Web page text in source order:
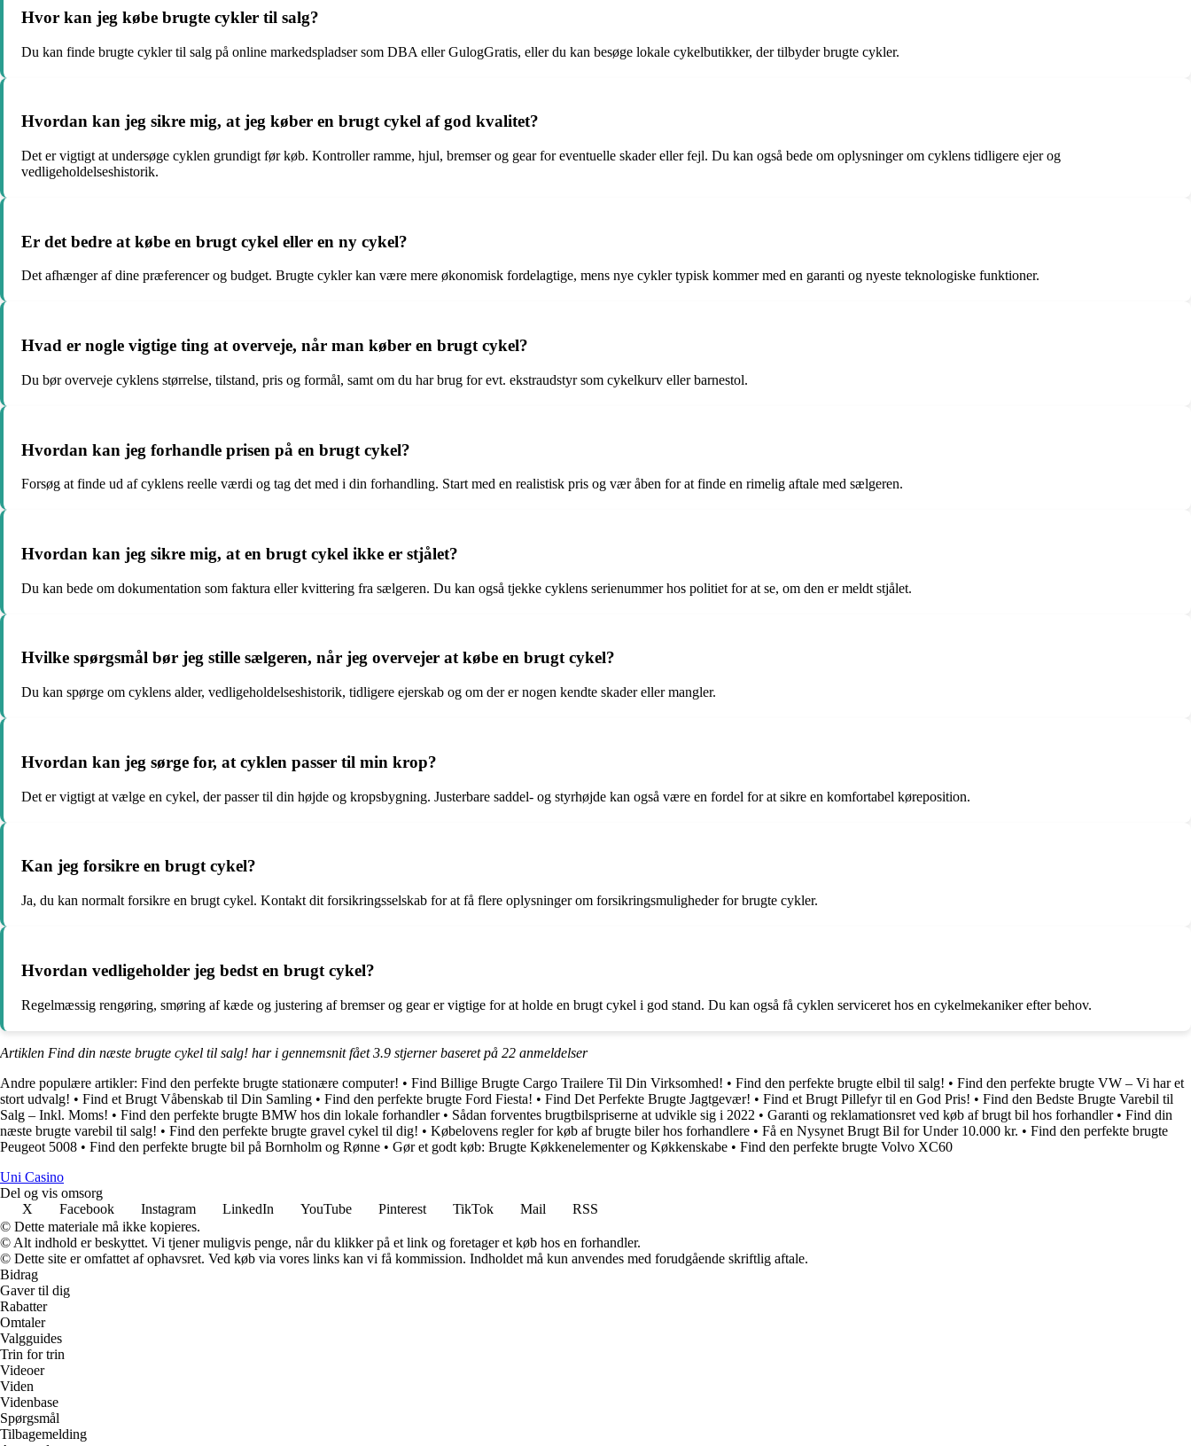
Hvor kan jeg købe brugte cykler til salg?
Du kan finde brugte cykler til salg på online markedspladser som DBA eller GulogGratis, eller du kan besøge lokale cykelbutikker, der tilbyder brugte cykler.
Hvordan kan jeg sikre mig, at jeg køber en brugt cykel af god kvalitet?
Det er vigtigt at undersøge cyklen grundigt før køb. Kontroller ramme, hjul, bremser og gear for eventuelle skader eller fejl. Du kan også bede om oplysninger om cyklens tidligere ejer og
vedligeholdelseshistorik.
Er det bedre at købe en brugt cykel eller en ny cykel?
Det afhænger af dine præferencer og budget. Brugte cykler kan være mere økonomisk fordelagtige, mens nye cykler typisk kommer med en garanti og nyeste teknologiske funktioner.
Hvad er nogle vigtige ting at overveje, når man køber en brugt cykel?
Du bør overveje cyklens størrelse, tilstand, pris og formål, samt om du har brug for evt. ekstraudstyr som cykelkurv eller barnestol.
Hvordan kan jeg forhandle prisen på en brugt cykel?
Forsøg at finde ud af cyklens reelle værdi og tag det med i din forhandling. Start med en realistisk pris og vær åben for at finde en rimelig aftale med sælgeren.
Hvordan kan jeg sikre mig, at en brugt cykel ikke er stjålet?
Du kan bede om dokumentation som faktura eller kvittering fra sælgeren. Du kan også tjekke cyklens serienummer hos politiet for at se, om den er meldt stjålet.
Hvilke spørgsmål bør jeg stille sælgeren, når jeg overvejer at købe en brugt cykel?
Du kan spørge om cyklens alder, vedligeholdelseshistorik, tidligere ejerskab og om der er nogen kendte skader eller mangler.
Hvordan kan jeg sørge for, at cyklen passer til min krop?
Det er vigtigt at vælge en cykel, der passer til din højde og kropsbygning. Justerbare saddel- og styrhøjde kan også være en fordel for at sikre en komfortabel køreposition.
Kan jeg forsikre en brugt cykel?
Ja, du kan normalt forsikre en brugt cykel. Kontakt dit forsikringsselskab for at få flere oplysninger om forsikringsmuligheder for brugte cykler.
Hvordan vedligeholder jeg bedst en brugt cykel?
Regelmæssig rengøring, smøring af kæde og justering af bremser og gear er vigtige for at holde en brugt cykel i god stand. Du kan også få cyklen serviceret hos en cykelmekaniker efter behov.
Artiklen Find din næste brugte cykel til salg! har i gennemsnit fået3.9 stjerner baseret på 22 anmeldelser
Andre populære artikler: Find den perfekte brugte stationære computer! • Find Billige Brugte Cargo Trailere Til Din Virksomhed! • Find den perfekte brugte elbil til salg! • Find den perfekte brugte VW – Vi har et
stort udvalg! • Find et Brugt Våbenskab til Din Samling • Find den perfekte brugte Ford Fiesta! • Find Det Perfekte Brugte Jagtgevær! • Find et Brugt Pillefyr til en God Pris! • Find den Bedste Brugte Varebil til
Salg – Inkl. Moms! • Find den perfekte brugte BMW hos din lokale forhandler• Sådan forventes brugtbilspriserne at udvikle sig i 2022 • Garanti og reklamationsret ved køb af brugt bil hos forhandler• Find din
næste brugte varebil til salg! • Find den perfekte brugte gravel cykel til dig! • Købelovens regler for køb af brugte biler hos forhandlere • Få en Nysynet Brugt Bil for Under 10.000 kr. • Find den perfekte brugte
Peugeot 5008 • Find den perfekte brugte bil på Bornholm og Rønne • Gør et godt køb: Brugte Køkkenelementer og Køkkenskabe • Find den perfekte brugte Volvo XC60
Uni Casino
Del og vis omsorg
X
Facebook Instagram LinkedIn YouTube Pinterest TikTok Mail
RSS
© Dette materiale må ikke kopieres.
© Alt indhold er beskyttet. Vi tjener muligvis penge, når du klikker på et link og foretager et køb hos en forhandler.
© Dette site er omfattet af ophavsret. Ved køb via vores links kan vi få kommission. Indholdet må kun anvendes med forudgående skriftlig aftale.
Bidrag
Gaver til dig
Rabatter
Omtaler
Valgguides
Trin for trin
Videoer
Viden
Videnbase
Spørgsmål
Tilbagemelding